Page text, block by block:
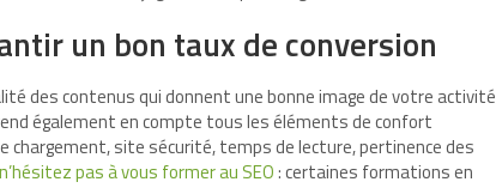
un bon taux de conversion
des contenus qui donnent une bonne image de votre activité
également en compte tous les éléments de confort
chargement, site sécurité, temps de lecture, pertinence des
n’hésitez pas à vous former au SEO: certaines formations en